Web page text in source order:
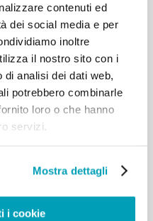
contenuti ed
dei social media e per
inoltre
il nostro sito con i
analisi dei dati web,
potrebbero combinarle
loro o che hanno
servizi.
Mostra dettagli
i cookie
avviato dalla
della pastorale tra i
di San
Grazie
con i vostri
e
questa